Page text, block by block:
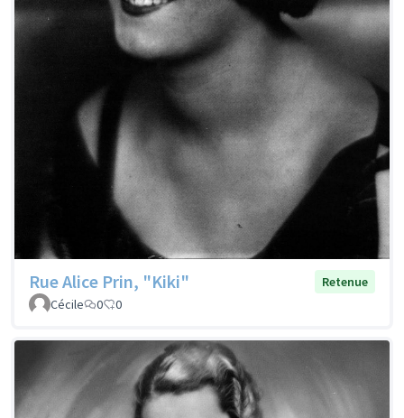
Rue Alice Prin, "Kiki"
Retenue
Cécile
0 0